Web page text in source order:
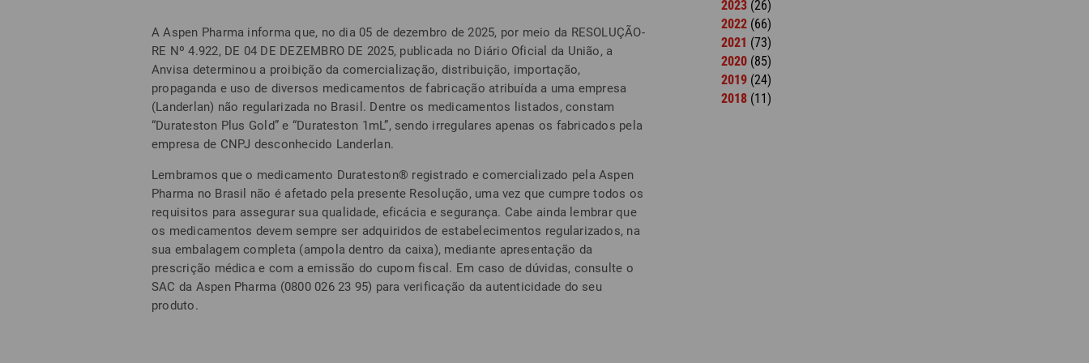
A Aspen Pharma informa que, no dia 05 de dezembro de 2025, por meio da RESOLUÇÃO-
RE Nº 4.922, DE 04 DE DEZEMBRO DE 2025, publicada no Diário Oficial da União, a
Anvisa determinou a proibição da comercialização, distribuição, importação,
propaganda e uso de diversos medicamentos de fabricação atribuída a uma empresa
(Landerlan) não regularizada no Brasil. Dentre os medicamentos listados, constam
“Durateston Plus Gold” e “Durateston 1mL”, sendo irregulares apenas os fabricados pela
empresa de CNPJ desconhecido Landerlan.
Lembramos que o medicamento Durateston® registrado e comercializado pela Aspen
Pharma no Brasil não é afetado pela presente Resolução, uma vez que cumpre todos os
requisitos para assegurar sua qualidade, eficácia e segurança. Cabe ainda lembrar que
os medicamentos devem sempre ser adquiridos de estabelecimentos regularizados, na
sua embalagem completa (ampola dentro da caixa), mediante apresentação da
prescrição médica e com a emissão do cupom fiscal. Em caso de dúvidas, consulte o
SAC da Aspen Pharma (0800 026 23 95) para verificação da autenticidade do seu
produto.
2023 (26)
2022 (66)
2021 (73)
2020 (85)
2019 (24)
2018 (11)